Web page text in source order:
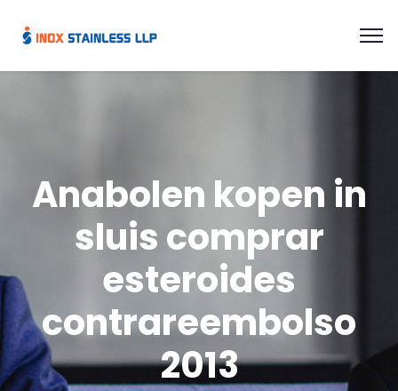
Anabolen kopen in
sluis comprar
esteroides
contrareembolso
2013